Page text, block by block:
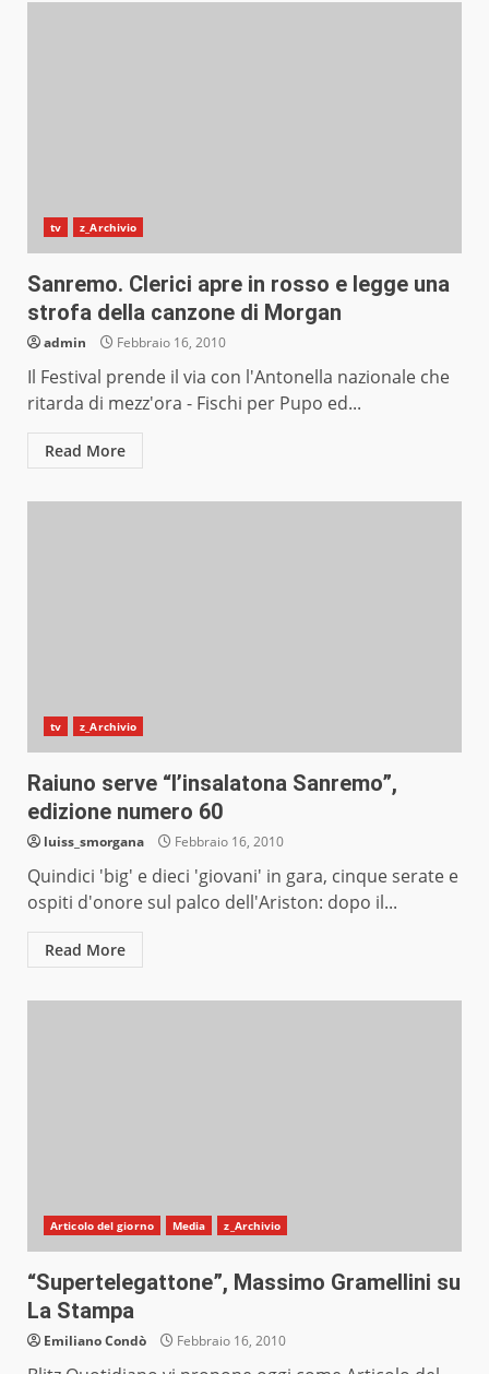
tv z_Archivio
Sanremo. Clerici apre in rosso e legge una
strofa della canzone di Morgan
admin Febbraio 16, 2010
Il Festival prende il via con l'Antonella nazionale che
ritarda di mezz'ora - Fischi per Pupo ed...
Read More
tv z_Archivio
Raiuno serve “l’insalatona Sanremo”,
edizione numero 60
luiss_smorgana Febbraio 16, 2010
Quindici 'big' e dieci 'giovani' in gara, cinque serate e
ospiti d'onore sul palco dell'Ariston: dopo il...
Read More
Articolo del giorno Media z_Archivio
“Supertelegattone”, Massimo Gramellini su
La Stampa
Emiliano Condò Febbraio 16, 2010